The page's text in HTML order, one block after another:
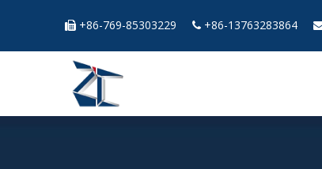
 +86-769-85303229  +86-13763283864